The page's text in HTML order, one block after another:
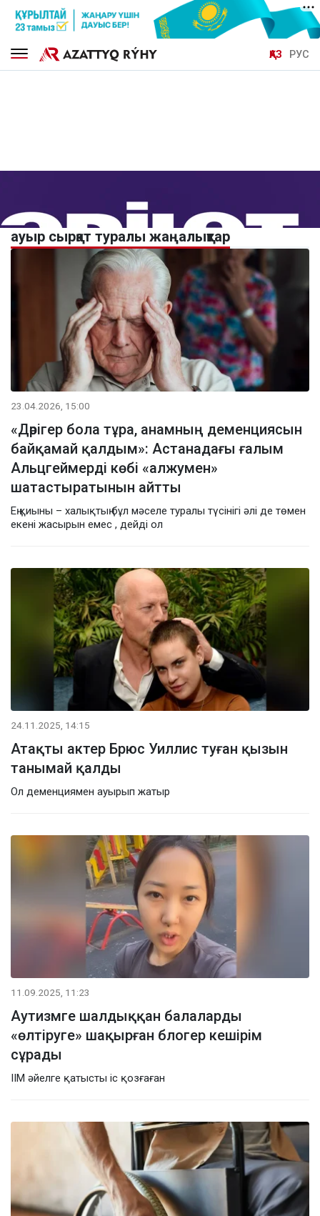
ҚАЗ РУС
ауыр сырқат туралы жаңалықтар
23.04.2026, 15:00
«Дәрігер бола тұра, анамның деменциясын
байқамай қалдым»: Астанадағы ғалым
Альцгеймерді көбі «алжумен»
шатастыратынын айтты
Ең қиыны – халықтың бұл мәселе туралы түсінігі әлі де төмен
екені жасырын емес , дейді ол
24.11.2025, 14:15
Атақты актер Брюс Уиллис туған қызын
танымай қалды
Ол деменциямен ауырып жатыр
11.09.2025, 11:23
Аутизмге шалдыққан балаларды
«өлтіруге» шақырған блогер кешірім
сұрады
ІІМ әйелге қатысты іс қозғаған